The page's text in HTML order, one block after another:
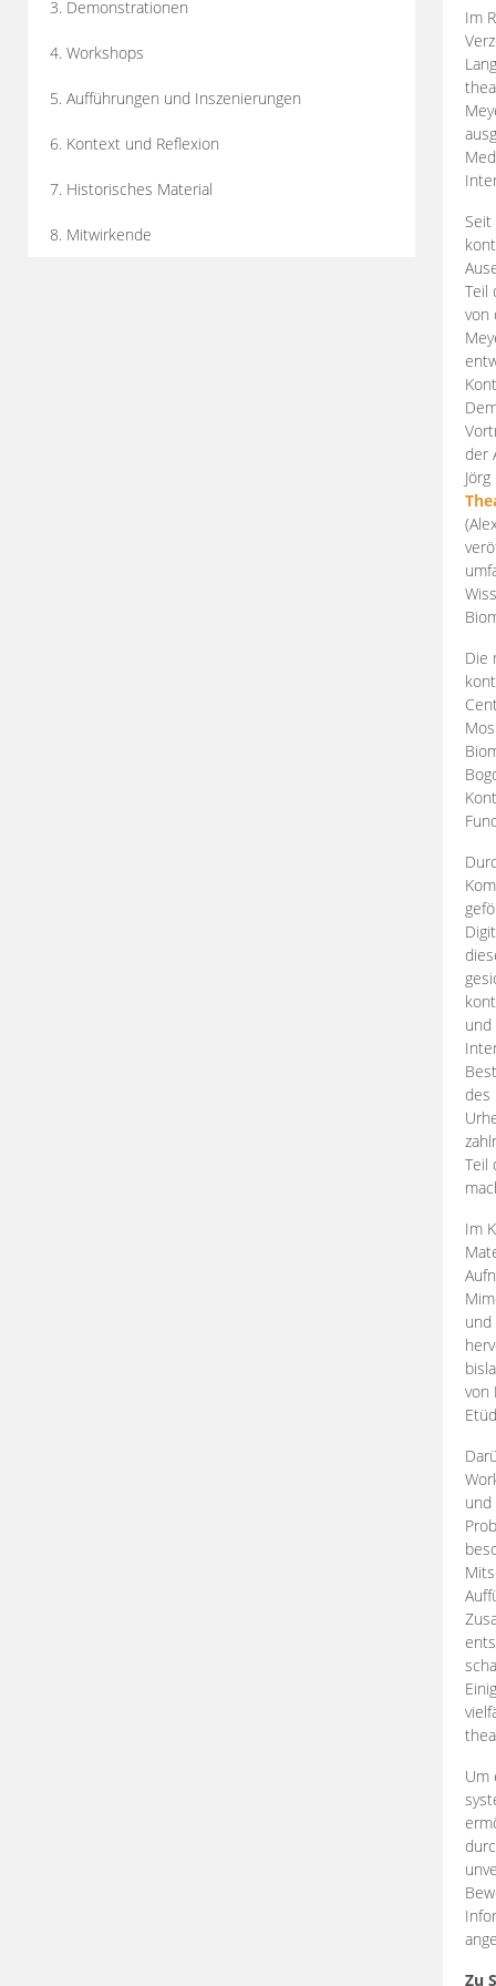
3. Demonstrationen
4. Workshops
5. Aufführungen und Inszenierungen
6. Kontext und Reflexion
7. Historisches Material
8. Mitwirkende
Im
Teil
von
der
Die
des
Teil
Im
und
von
und
Um
Zu